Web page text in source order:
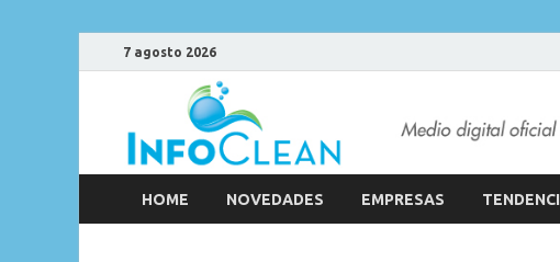
7 agosto 2026
HOME NOVEDADES EMPRESAS